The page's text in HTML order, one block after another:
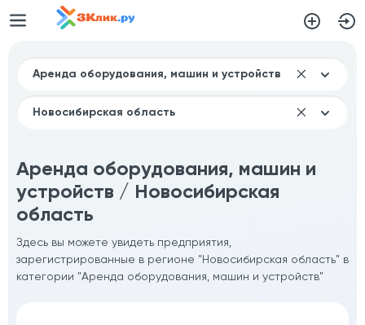
Аренда оборудования, машин и
устройств / Новосибирская
область
Здесь вы можете увидеть предприятия,
зарегистрированные в регионе "Новосибирская область" в
категории "Аренда оборудования, машин и устройств"